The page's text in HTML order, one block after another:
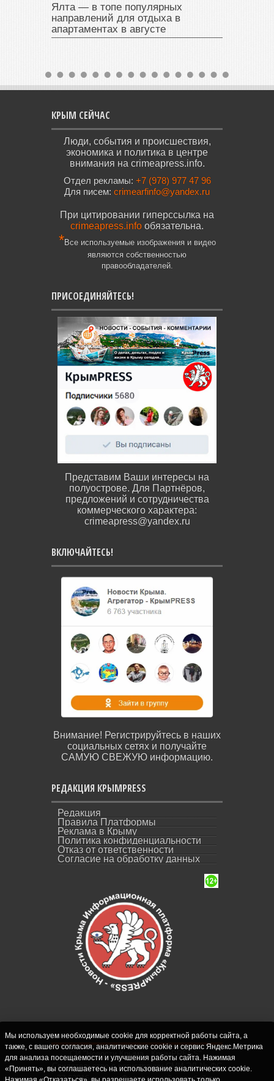
Ялта — в топе популярных
направлений для отдыха в
апартаментах в августе
КРЫМ СЕЙЧАС
Люди, события и происшествия,
экономика и политика в центре
внимания на crimeapress.info.
Отдел рекламы: +7 (978) 977 47 96
Для писем: crimearfinfo@yandex.ru
При цитировании гиперссылка на
crimeapress.info обязательна.
*Все используемые изображения и видео
являются собственностью
правообладателей.
ПРИСОЕДИНЯЙТЕСЬ!
Представим Ваши интересы на
полуострове. Для Партнёров,
предложений и сотрудничества
коммерческого характера:
crimeapress@yandex.ru
ВКЛЮЧАЙТЕСЬ!
Внимание! Регистрируйтесь в наших
социальных сетях и получайте
САМУЮ СВЕЖУЮ информацию.
РЕДАКЦИЯ КРЫМPRESS
Редакция
Правила Платформы
Реклама в Крыму
Политика конфиденциальности
Отказ от ответственности
Согласие на обработку данных
СИ "Новости Крыма - КрымPRESS".
Свидетельство о регистрации СМИ ЭЛ № ФС
77-62916 выдано Федеральной службой по
Мы используем необходимые cookie для корректной работы сайта, а
также, с вашего согласия, аналитические cookie и сервис Яндекс.Метрика
для анализа посещаемости и улучшения работы сайта. Нажимая
«Принять», вы соглашаетесь на использование аналитических cookie.